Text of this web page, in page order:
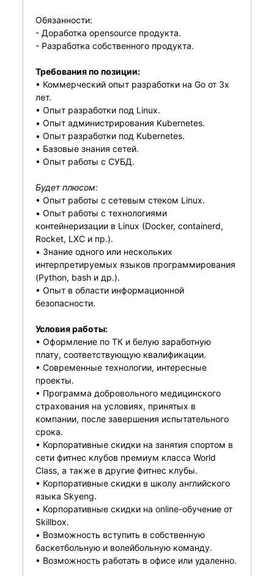
Обязанности:
- Доработка opensource продукта.
- Разработка собственного продукта.
Требования по позиции:
• Коммерческий опыт разработки на Go от 3х
лет.
• Опыт разработки под Linux.
• Опыт администрирования Kubernetes.
• Опыт разработки под Kubernetes.
• Базовые знания сетей.
• Опыт работы с СУБД.
Будет плюсом:
• Опыт работы с сетевым стеком Linux.
• Опыт работы с технологиями
контейнеризации в Linux (Docker, containerd,
Rocket, LXC и пр.).
• Знание одного или нескольких
интерпретируемых языков программирования
(Python, bash и др.).
• Опыт в области информационной
безопасности.
Условия работы:
• Оформление по ТК и белую заработную
плату, соответствующую квалификации.
• Современные технологии, интересные
проекты.
• Программа добровольного медицинского
страхования на условиях, принятых в
компании, после завершения испытательного
срока.
• Корпоративные скидки на занятия спортом в
сети фитнес клубов премиум класса World
Class, а также в другие фитнес клубы.
• Корпоративные скидки в школу английского
языка Skyeng.
• Корпоративные скидки на online-обучение от
Skillbox.
• Возможность вступить в собственную
баскетбольную и волейбольную команду.
• Возможность работать в офисе или удаленно.